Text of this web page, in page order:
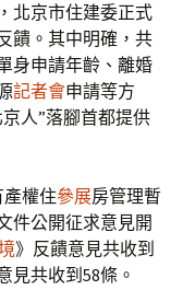
北京市住建委正式
饋。其中明確，共
身申請年齡、離婚
記者會申請等方
人”落腳首都提供
產權住參展房管理暫
件公開征求意見開
》反饋意見共收到
見共收到58條。